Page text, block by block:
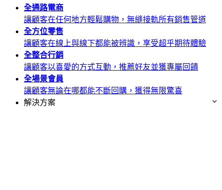
全通路電商
讓顧客在任何地方輕鬆購物，無縫接軌所有銷售管道
全方位零售
讓顧客在線上與線下都能被辨識，享受超乎期待體驗
全整合行銷
讓顧客以喜愛的方式互動，推薦好友並獲專屬回饋
全場景會員
讓顧客無論在哪都能不斷回購，獲得無限驚喜
解決方案